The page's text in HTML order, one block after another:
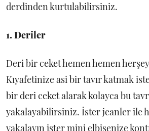
derdinden kurtulabilirsiniz.
1. Deriler
Deri bir ceket hemen hemen
Kıyafetinize asi bir tavır katmak
bir deri ceket alarak kolayca bu
yakalayabilirsiniz. İster jeanler ile
yakalayın ister mini elbisenize